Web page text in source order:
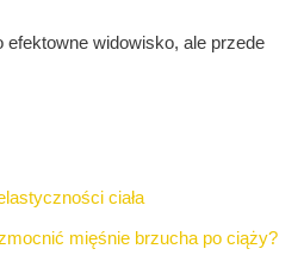
efektowne widowisko, ale przede
ciała
mięśnie brzucha po ciąży?